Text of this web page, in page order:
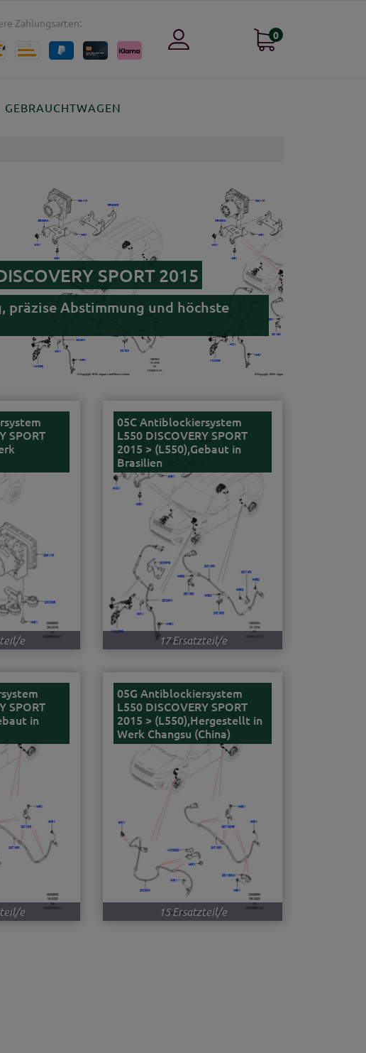
Zahlungsarten:
0
GEBRAUCHTWAGEN
SPORT 2015
Abstimmung und höchste
SPORT
e
05C Antiblockiersystem
L550 DISCOVERY SPORT
2015 > (L550),Gebaut in
Brasilien
17 Ersatzteil/e
SPORT
in
e
05G Antiblockiersystem
L550 DISCOVERY SPORT
2015 > (L550),Hergestellt in
Werk Changsu (China)
15 Ersatzteil/e